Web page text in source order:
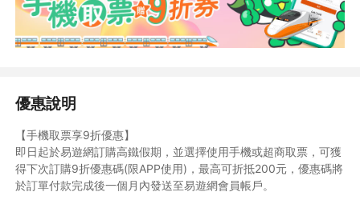
優惠說明
【手機取票享9折優惠】
即日起於易遊網訂購高鐵假期，並選擇使用手機或超商取票，可獲
得下次訂購9折優惠碼(限APP使用)，最高可折抵200元，優惠碼將
於訂單付款完成後一個月內發送至易遊網會員帳戶。